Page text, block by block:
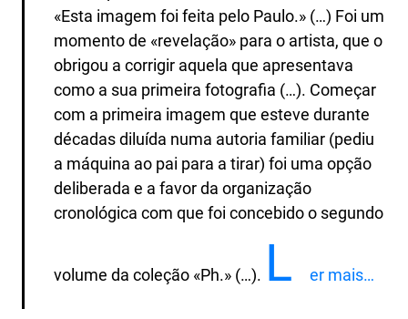
«Esta imagem foi feita pelo Paulo.» (…) Foi um
momento de «revelação» para o artista, que o
obrigou a corrigir aquela que apresentava
como a sua primeira fotografia (…). Começar
com a primeira imagem que esteve durante
décadas diluída numa autoria familiar (pediu
a máquina ao pai para a tirar) foi uma opção
deliberada e a favor da organização
cronológica com que foi concebido o segundo
volume da coleção «Ph.» (…). L er mais…